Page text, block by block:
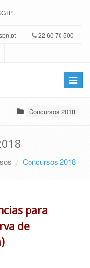
22 60 70 500
Toggle
Concursos 2018
Concursos 2018
para
de